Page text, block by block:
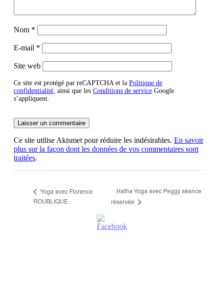
Nom *
E-mail *
Site web
Ce site est protégé par reCAPTCHA et la Politique de
confidentialité , ainsi que les Conditions de service Google
s’appliquent.
Ce site utilise Akismet pour réduire les indésirables. En savoir
plus sur la façon dont les données de vos commentaires sont
traitées.
Yoga avec Florence
ROUBLIQUE
Hatha Yoga avec Peggy séance
réservée